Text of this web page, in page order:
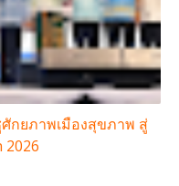
กยภาพเมืองสุขภาพ สู่
2026